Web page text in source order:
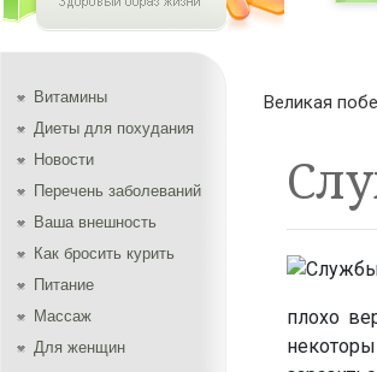
Витамины
Диеты для похудания
Новости
Перечень заболеваний
Ваша внешность
Как бросить курить
Питание
Массаж
Для женщин
Великая
плохо